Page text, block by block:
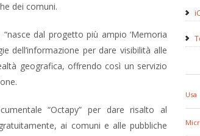
Usa
dei comuni.
“nasce dal progetto più ampio ‘Memoria
dell’informazione per dare visibilità alle
geografica, offrendo così un servizio
“Octapy” per dare risalto al
ai comuni e alle pubbliche